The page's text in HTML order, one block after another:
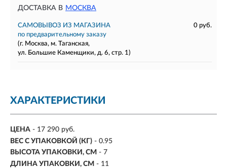
ДОСТАВКА В МОСКВА
САМОВЫВОЗ ИЗ МАГАЗИНА
0 руб.
по предварительному заказу
(г. Москва, м. Таганская,
ул. Большие Каменщики, д. 6, стр. 1)
ХАРАКТЕРИСТИКИ
ЦЕНА - 17 290 руб.
ВЕС С УПАКОВКОЙ (КГ) - 0.95
ВЫСОТА УПАКОВКИ, СМ - 7
ДЛИНА УПАКОВКИ, СМ - 11